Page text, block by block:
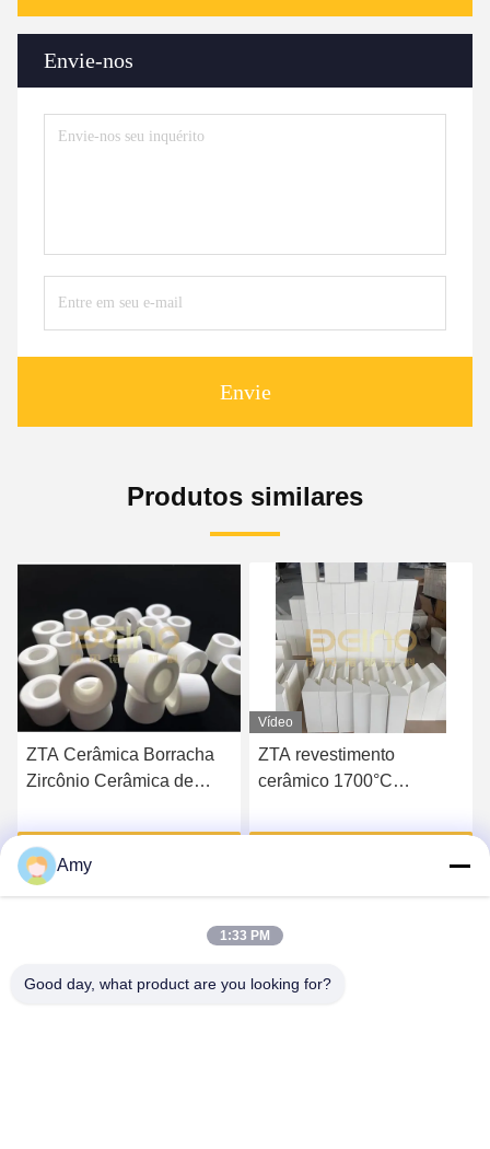
Envie-nos
Envie
Produtos similares
ZTA Cerâmica Borracha
Zircônio Cerâmica de
Vídeo
ZTA revestimento
cerâmico 1700°C
MPa resistência
Amy
1:33 PM
Good day, what product are you looking for?